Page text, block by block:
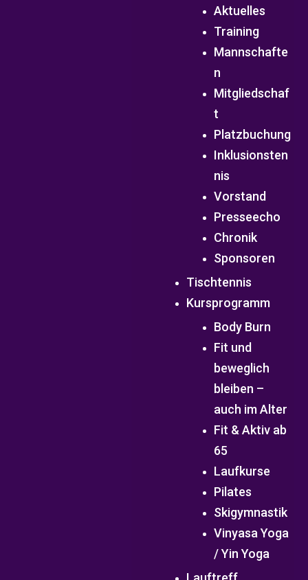
Aktuelles
Training
Mannschafte
n
Mitgliedschaf
t
Platzbuchung
Inklusionsten
nis
Vorstand
Presseecho
Chronik
Sponsoren
Tischtennis
Kursprogramm
Body Burn
Fit und
beweglich
bleiben –
auch im Alter
Fit & Aktiv ab
65
Laufkurse
Pilates
Skigymnastik
Vinyasa Yoga
/ Yin Yoga